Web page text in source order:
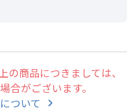
商品につきましては、
合がございます。
ついて